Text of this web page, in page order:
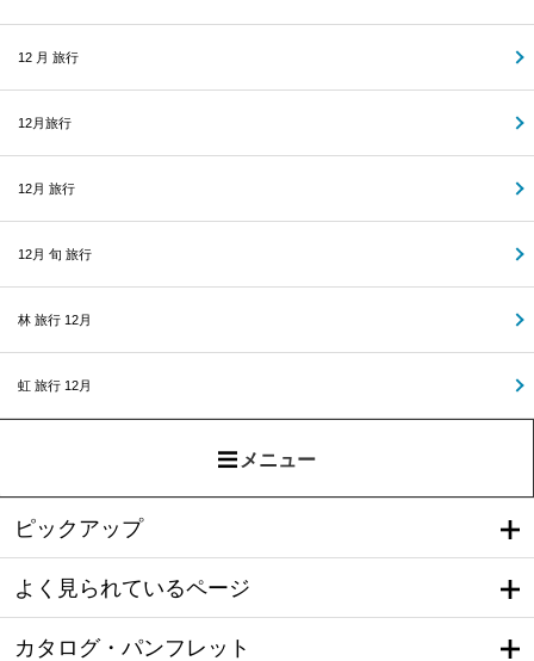
12 月 旅行
12月旅行
12月 旅行
12月 旬 旅行
林 旅行 12月
虹 旅行 12月
メニュー
ピックアップ
よく見られているページ
カタログ・パンフレット